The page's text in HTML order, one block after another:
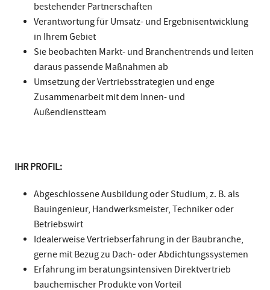
bestehender Partnerschaften
Verantwortung für Umsatz- und Ergebnisentwicklung
in Ihrem Gebiet
Sie beobachten Markt- und Branchentrends und leiten
daraus passende Maßnahmen ab
Umsetzung der Vertriebsstrategien und enge
Zusammenarbeit mit dem Innen- und
Außendienstteam
IHR PROFIL:
Abgeschlossene Ausbildung oder Studium, z. B. als
Bauingenieur, Handwerksmeister, Techniker oder
Betriebswirt
Idealerweise Vertriebserfahrung in der Baubranche,
gerne mit Bezug zu Dach- oder Abdichtungssystemen
Erfahrung im beratungsintensiven Direktvertrieb
bauchemischer Produkte von Vorteil